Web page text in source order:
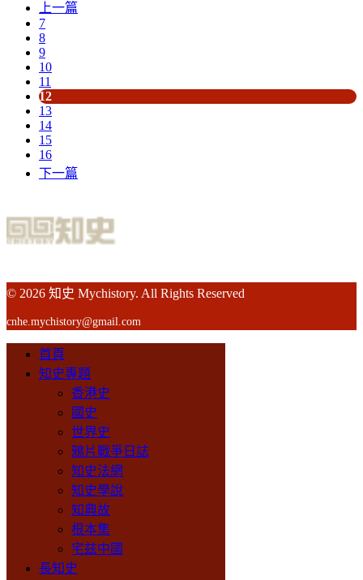
上一篇
7
8
9
10
11
12
13
14
15
16
下一篇
© 2026 知史 Mychistory. All Rights Reserved
cnhe.mychistory@gmail.com
首頁
知史專題
香港史
國史
世界史
鴉片戰爭日誌
知史法網
知史學說
知典故
根本集
宅兹中國
長知史